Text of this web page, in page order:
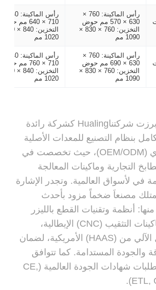
رأس الماكينة: 760 ×
630 × 570 مم حوض
التخزين: 760 × 830 ×
1090 مم
710 × 640 مم حوض
1020 مم
رأس الماكينة: 760 ×
630 × 690 مم حوض
التخزين: 760 × 830 ×
1090 مم
710 × 760 مم حوض
1020 مم
منذ عام 1996، برزت شركتناHualing كشركة رائدة
بنظام التصنيع للمعدات الأصلية
والتصنيع التعاقدي (OEM/ODM)، حيث تخصصت في
التجارية وماكينات المعالجة
في لأسواق العالمية. وتجدر الإشارة
مصنعاَ ضخماً مزود بأحدث
أنظمة وتقنيات القطع بالليزر
السويسرية، وماكينات التثقيب (CNC) الإيطالية،
ومراكز التشغيل الآلي من (HAAS) الأمريكية، لضمان
والجودة المستدامة. كما تتوافق
كافة معداتنا بمتطلبات شهادات الجودة العالمية (CE,
ETL,